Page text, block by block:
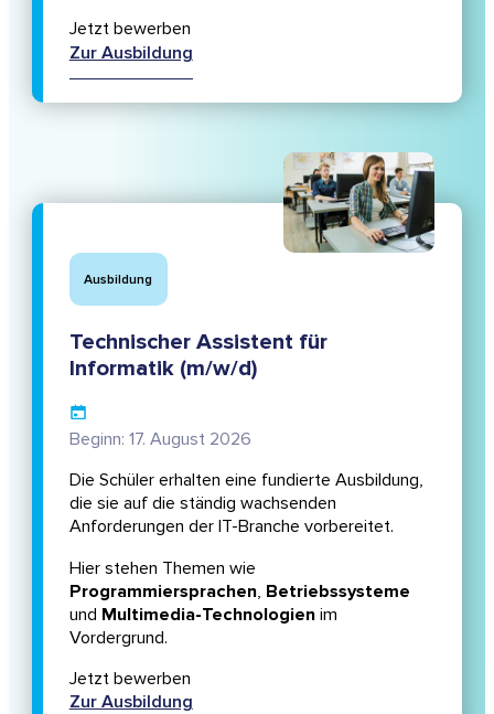
Jetzt bewerben
Zur Ausbildung
Ausbildung
Technischer Assistent für
Informatik (m/w/d)
Beginn: 17. August 2026
Die Schüler erhalten eine fundierte Ausbildung,
die sie auf die ständig wachsenden
Anforderungen der IT-Branche vorbereitet.
Hier stehen Themen wie
Programmiersprachen, Betriebssysteme
und Multimedia-Technologienim
Vordergrund.
Jetzt bewerben
Zur Ausbildung